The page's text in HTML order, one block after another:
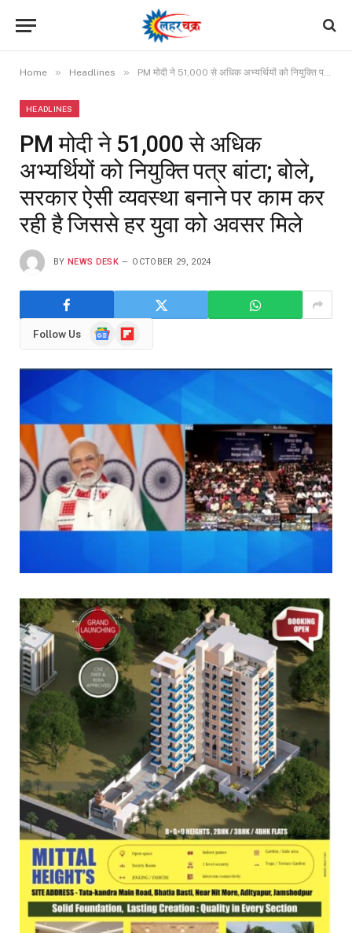
Home » Headlines » PM मोदी ने 51,000 से अधिक अभ्यर्थियों को नियुक्ति पत्र बांटा; बोले, सरकार ऐसी व्यवस्था बनाने पर काम कर रही है जिससे हर युवा को अवसर मिले
HEADLINES
PM मोदी ने 51,000 से अधिक
अभ्यर्थियों को नियुक्ति पत्र बांटा; बोले,
सरकार ऐसी व्यवस्था बनाने पर काम कर
रही है जिससे हर युवा को अवसर मिले
BY NEWS DESK OCTOBER 29, 2024
Follow Us
GoogleFlipboard